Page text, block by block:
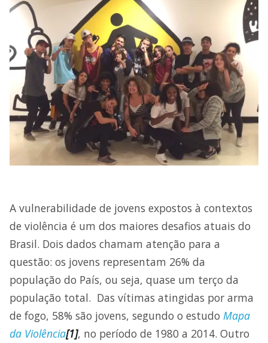
A vulnerabilidade de jovens expostos à contextos
de violência é um dos maiores desafios atuais do
Brasil. Dois dados chamam atenção para a
questão: os jovens representam 26% da
população do País, ou seja, quase um terço da
população total. Das vítimas atingidas por arma
de fogo, 58% são jovens, segundo o estudo Mapa
da Violência[1], no período de 1980 a 2014. Outro